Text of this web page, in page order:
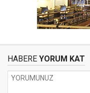
HABERE YORUM KAT